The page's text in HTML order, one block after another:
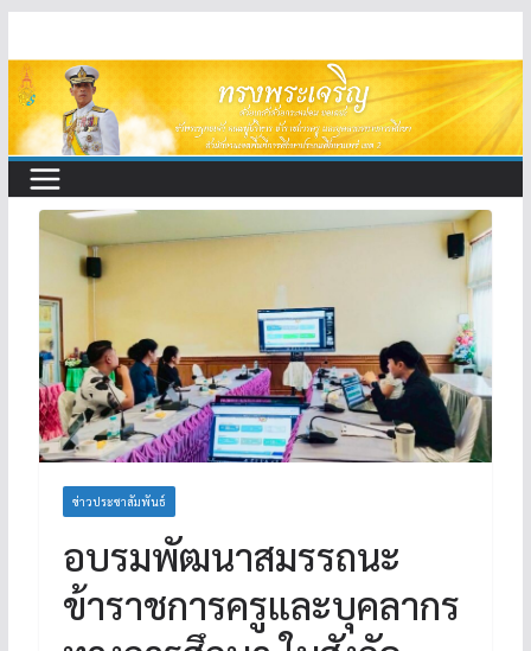
to
content
ข่าวประชาสัมพันธ์
อบรมพัฒนาสมรรถนะ
ข้าราชการครูและบุคลากร